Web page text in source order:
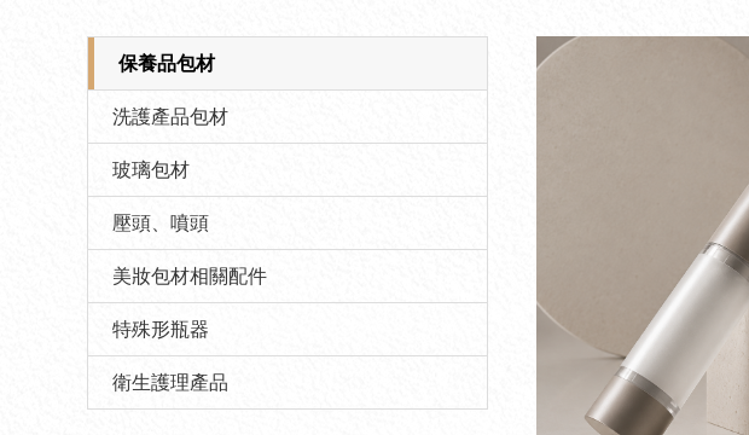
保養品包材
洗護產品包材
玻璃包材
壓頭、噴頭
美妝包材相關配件
特殊形瓶器
衛生護理產品